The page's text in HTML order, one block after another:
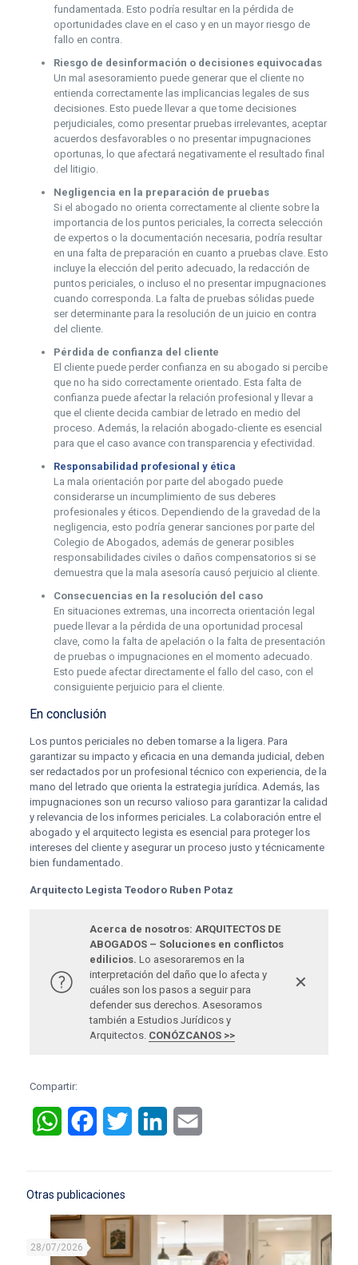
fundamentada. Esto podría resultar en la pérdida de
oportunidades clave en el caso y en un mayor riesgo de
fallo en contra.
Riesgo de desinformación o decisiones equivocadas
Un mal asesoramiento puede generar que el cliente no
entienda correctamente las implicancias legales de sus
decisiones. Esto puede llevar a que tome decisiones
perjudiciales, como presentar pruebas irrelevantes, aceptar
acuerdos desfavorables o no presentar impugnaciones
oportunas, lo que afectará negativamente el resultado final
del litigio.
Negligencia en la preparación de pruebas
Si el abogado no orienta correctamente al cliente sobre la
importancia de los puntos periciales, la correcta selección
de expertos o la documentación necesaria, podría resultar
en una falta de preparación en cuanto a pruebas clave. Esto
incluye la elección del perito adecuado, la redacción de
puntos periciales, o incluso el no presentar impugnaciones
cuando corresponda. La falta de pruebas sólidas puede
ser determinante para la resolución de un juicio en contra
del cliente.
Pérdida de confianza del cliente
El cliente puede perder confianza en su abogado si percibe
que no ha sido correctamente orientado. Esta falta de
confianza puede afectar la relación profesional y llevar a
que el cliente decida cambiar de letrado en medio del
proceso. Además, la relación abogado-cliente es esencial
para que el caso avance con transparencia y efectividad.
Responsabilidad profesional y ética
La mala orientación por parte del abogado puede
considerarse un incumplimiento de sus deberes
profesionales y éticos. Dependiendo de la gravedad de la
negligencia, esto podría generar sanciones por parte del
Colegio de Abogados, además de generar posibles
responsabilidades civiles o daños compensatorios si se
demuestra que la mala asesoría causó perjuicio al cliente.
Consecuencias en la resolución del caso
En situaciones extremas, una incorrecta orientación legal
puede llevar a la pérdida de una oportunidad procesal
clave, como la falta de apelación o la falta de presentación
de pruebas o impugnaciones en el momento adecuado.
Esto puede afectar directamente el fallo del caso, con el
consiguiente perjuicio para el cliente.
En conclusión
Los puntos periciales no deben tomarse a la ligera. Para
garantizar su impacto y eficacia en una demanda judicial, deben
ser redactados por un profesional técnico con experiencia, de la
mano del letrado que orienta la estrategia jurídica. Además, las
impugnaciones son un recurso valioso para garantizar la calidad
y relevancia de los informes periciales. La colaboración entre el
abogado y el arquitecto legista es esencial para proteger los
intereses del cliente y asegurar un proceso justo y técnicamente
bien fundamentado.
Arquitecto Legista Teodoro Ruben Potaz
Acerca de nosotros: ARQUITECTOS DE
ABOGADOS – Soluciones en conflictos
edilicios. Lo asesoraremos en la
interpretación del daño que lo afecta y
cuáles son los pasos a seguir para
defender sus derechos. Asesoramos
también a Estudios Jurídicos y
Arquitectos. CONÓZCANOS >>
✕
Compartir:
WhatsAppFacebookTwitter LinkedIn
Otras publicaciones
28/07/2026